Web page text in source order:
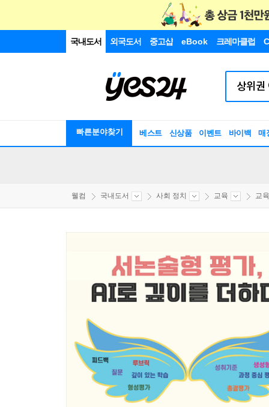
국내도서 외국도서 중고샵 eBook 크레마클럽
빠른분야찾기 베스트 신상품 이벤트 바이백 매
웰컴 국내도서 사회 정치 교육 교